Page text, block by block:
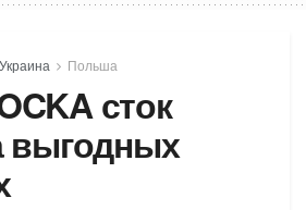
Польша
сток
выгодных